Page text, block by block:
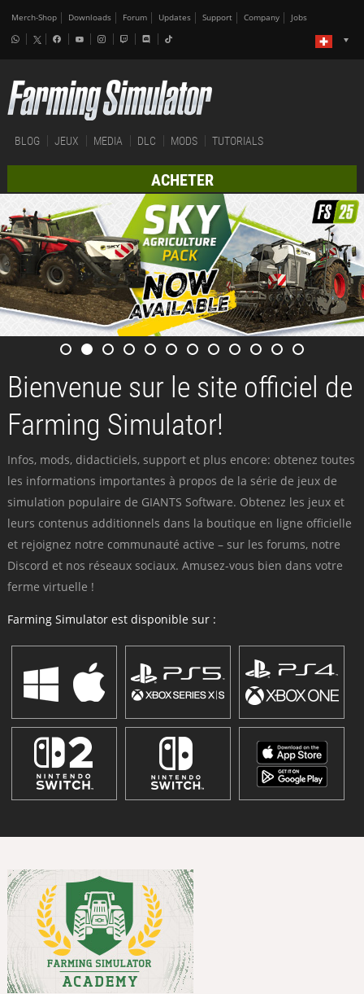
Merch-Shop Downloads Forum Updates Support Company Jobs
BLOG JEUX MEDIA DLC MODS TUTORIALS
ACHETER
Bienvenue sur le site officiel de
Farming Simulator!
Infos, mods, didacticiels, support et plus encore: obtenez toutes
les informations importantes à propos de la série de jeux de
simulation populaire de GIANTS Software. Obtenez les jeux et
leurs contenus additionnels dans la boutique en ligne officielle
et rejoignez notre communauté active – sur les forums, notre
Discord et nos réseaux sociaux. Amusez-vous bien dans votre
ferme virtuelle !
Farming Simulator est disponible sur :